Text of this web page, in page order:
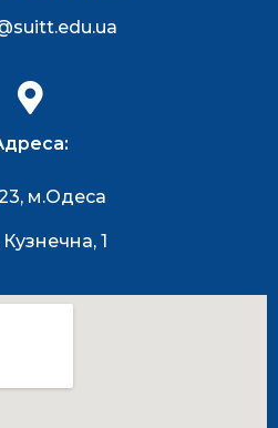
м.Одеса
Кузнечна, 1